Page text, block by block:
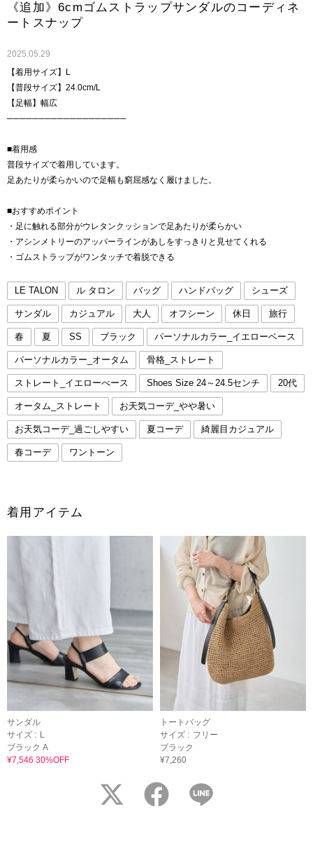
《追加》6cmゴムストラップサンダルのコーディネ
ートスナップ
2025.05.29
【着用サイズ】L
【普段サイズ】24.0cm/L
【足幅】幅広
───────────────────
■着用感
普段サイズで着用しています。
足あたりが柔らかいので足幅も窮屈感なく履けました。
■おすすめポイント
・足に触れる部分がウレタンクッションで足あたりが柔らかい
・アシンメトリーのアッパーラインがあしをすっきりと見せてくれる
・ゴムストラップがワンタッチで着脱できる
LE TALON ル タロン バッグ ハンドバッグ シューズ
サンダル カジュアル 大人 オフシーン 休日 旅行
春 夏 SS ブラック パーソナルカラー_イエローベース
パーソナルカラー_オータム 骨格_ストレート
ストレート_イエローべース Shoes Size 24～24.5センチ 20代
オータム_ストレート お天気コーデ_やや暑い
お天気コーデ_過ごしやすい 夏コーデ 綺麗目カジュアル
春コーデ ワントーン
着用アイテム
サンダル
サイズ : L
ブラック A
¥7,546 30%OFF
トートバッグ
サイズ : フリー
ブラック
¥7,260
twitter facebook